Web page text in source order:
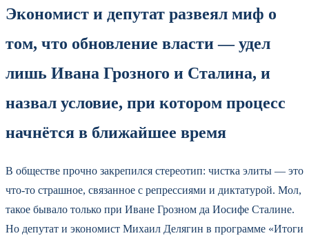
Экономист и депутат развеял миф о
том, что обновление власти — удел
лишь Ивана Грозного и Сталина, и
назвал условие, при котором процесс
начнётся в ближайшее время
В обществе прочно закрепился стереотип: чистка элиты — это
что-то страшное, связанное с репрессиями и диктатурой. Мол,
такое бывало только при Иване Грозном да Иосифе Сталине.
Но депутат и экономист Михаил Делягин в программе «Итоги